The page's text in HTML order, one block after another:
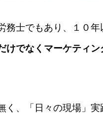
務士でもあり、１０
けでなくマーケティ
く、「日々の現場」